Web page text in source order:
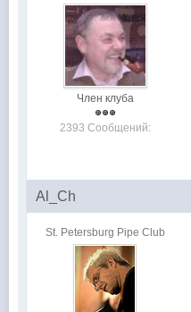
Член клуба
2393 Сообщений:
Al_Ch
St. Petersburg Pipe Club